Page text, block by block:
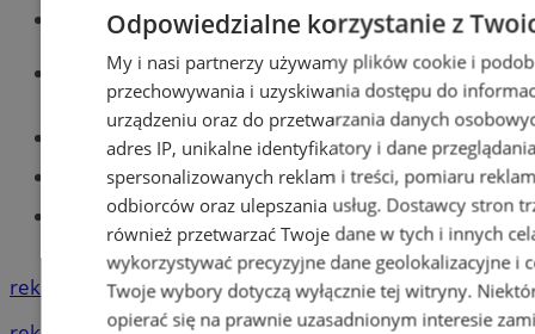
Wiadomości kryminalne w Tychach
Wiadomości lokalne
Części samochodowe do -70%!
Tworzenie stron www - Tychy
Znajdź pracę - codziennie nowe
ogłoszenia
reklama
Odpowiedzialne korzystanie z
My i nasi partnerzy używamy plików cookie i
przechowywania i uzyskiwania dostępu do
urządzeniu oraz do przetwarzania danych
adres IP, unikalne identyfikatory i dane
spersonalizowanych reklam i treści, pomiaru
odbiorców oraz ulepszania usług. Dostawcy stron
również przetwarzać Twoje dane w tych i innych
wykorzystywać precyzyjne dane geolokalizacyjne i
Twoje wybory dotyczą wyłącznie tej witryny.
opierać się na prawnie uzasadnionym interesie